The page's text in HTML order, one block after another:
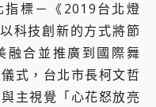
標－《2019台北燈
科技創新的方式將節
融合並推廣到國際舞
式，台北市長柯文哲
主視覺「心花怒放亮